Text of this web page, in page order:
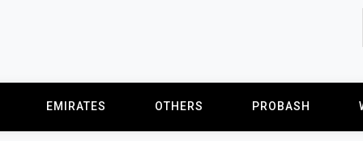
EMIRATES OTHERS PROBASH